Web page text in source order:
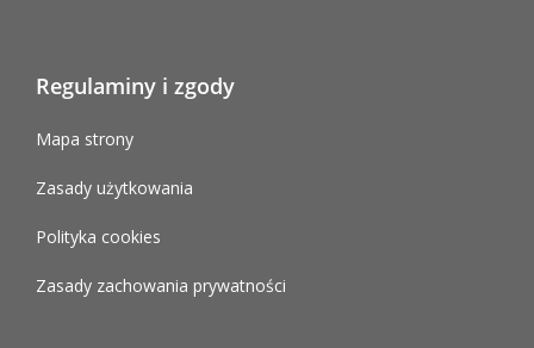
Regulaminy i zgody
Mapa strony
Zasady użytkowania
Polityka cookies
Zasady zachowania prywatności